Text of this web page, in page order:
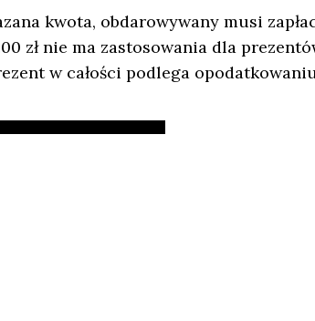
kwota, obdarowywany musi
zł nie ma zastosowania dla
w całości podlega